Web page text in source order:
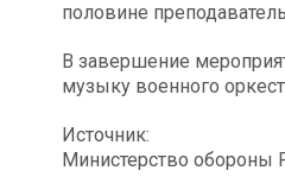
половине
В завершение
музыку военного
Источник:
Министерство обороны